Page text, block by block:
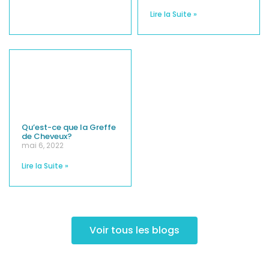
Lire la Suite »
Qu’est-ce que la Greffe
de Cheveux?
mai 6, 2022
Lire la Suite »
Voir tous les blogs